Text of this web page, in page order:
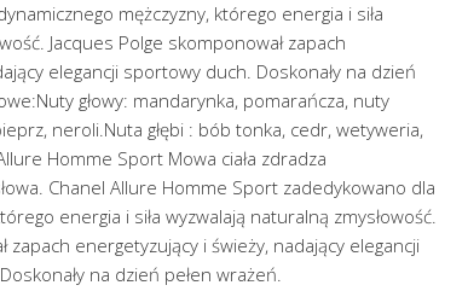
mężczyzny, którego energia i siła
Jacques Polge skomponował zapach
elegancji sportowy duch. Doskonały na dzień
głowy: mandarynka, pomarańcza, nuty
neroli.Nuta głębi : bób tonka, cedr, wetyweria,
Homme Sport Mowa ciała zdradza
Chanel Allure Homme Sport zadedykowano dla
energia i siła wyzwalają naturalną zmysłowość.
zapach energetyzujący i świeży, nadający elegancji
na dzień pełen wrażeń.